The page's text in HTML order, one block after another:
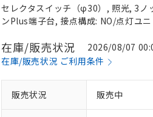
セレクタスイッチ（φ30）, 照光, 3ノ
ンPlus端子台, 接点構成: NO/点灯ユ
在庫/販売状況
2026/08/07
在庫/販売状況 ご利用条件
販売状況 販売中